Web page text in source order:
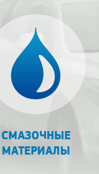
СМАЗОЧНЫЕ
МАТЕРИАЛЫ